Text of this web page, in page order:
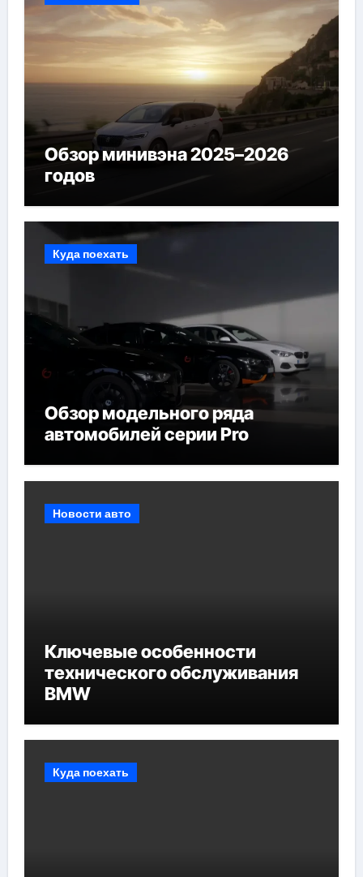
Обзор минивэна 2025–2026
годов
Куда поехать
Обзор модельного ряда
автомобилей серии Pro
Новости авто
Ключевые особенности
технического обслуживания
BMW
Куда поехать